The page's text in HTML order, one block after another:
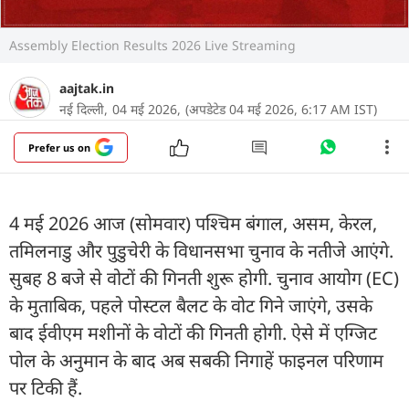
Assembly Election Results 2026 Live Streaming
aajtak.in
नई दिल्ली, 04 मई 2026, (अपडेटेड 04 मई 2026, 6:17 AM IST)
Prefer us on
4 मई 2026 आज (सोमवार) पश्चिम बंगाल, असम, केरल,
तमिलनाडु और पुडुचेरी के विधानसभा चुनाव के नतीजे आएंगे.
सुबह 8 बजे से वोटों की गिनती शुरू होगी. चुनाव आयोग (EC)
के मुताबिक, पहले पोस्टल बैलट के वोट गिने जाएंगे, उसके
बाद ईवीएम मशीनों के वोटों की गिनती होगी. ऐसे में एग्जिट
पोल के अनुमान के बाद अब सबकी निगाहें फाइनल परिणाम
पर टिकी हैं.